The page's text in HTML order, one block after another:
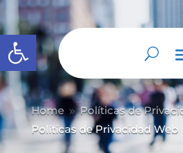
Abrir barra de herramientas
Home 9 Políticas de
Políticas de Privacidad Web